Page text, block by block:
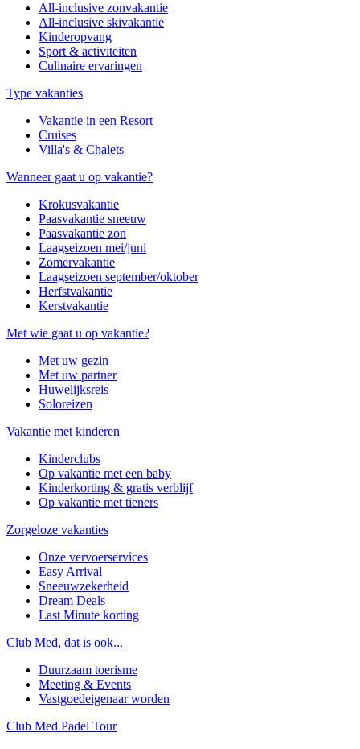
All-inclusive zonvakantie
All-inclusive skivakantie
Kinderopvang
Sport & activiteiten
Culinaire ervaringen
Type vakanties
Vakantie in een Resort
Cruises
Villa's & Chalets
Wanneer gaat u op vakantie?
Krokusvakantie
Paasvakantie sneeuw
Paasvakantie zon
Laagseizoen mei/juni
Zomervakantie
Laagseizoen september/oktober
Herfstvakantie
Kerstvakantie
Met wie gaat u op vakantie?
Met uw gezin
Met uw partner
Huwelijksreis
Soloreizen
Vakantie met kinderen
Kinderclubs
Op vakantie met een baby
Kinderkorting & gratis verblijf
Op vakantie met tieners
Zorgeloze vakanties
Onze vervoerservices
Easy Arrival
Sneeuwzekerheid
Dream Deals
Last Minute korting
Club Med, dat is ook...
Duurzaam toerisme
Meeting & Events
Vastgoedeigenaar worden
Club Med Padel Tour